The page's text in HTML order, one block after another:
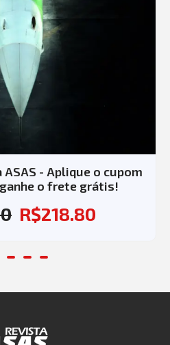
- Aplique o cupom
o frete grátis!
R$218.80